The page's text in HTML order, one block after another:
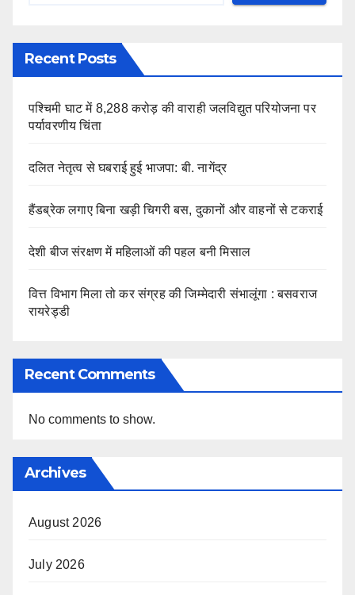
Recent Posts
पश्चिमी घाट में 8,288 करोड़ की वाराही जलविद्युत परियोजना पर
पर्यावरणीय चिंता
दलित नेतृत्व से घबराई हुई भाजपा: बी. नागेंद्र
हैंडब्रेक लगाए बिना खड़ी चिगरी बस, दुकानों और वाहनों से टकराई
देशी बीज संरक्षण में महिलाओं की पहल बनी मिसाल
वित्त विभाग मिला तो कर संग्रह की जिम्मेदारी संभालूंगा : बसवराज
रायरेड्डी
Recent Comments
No comments to show.
Archives
August 2026
July 2026